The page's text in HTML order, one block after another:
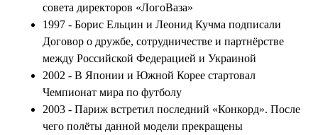
совета директоров «ЛогоВаза»
1997 - Борис Ельцин и Леонид Кучма подписали
Договор о дружбе, сотрудничестве и партнёрстве
между Российской Федерацией и Украиной
2002 - В Японии и Южной Корее стартовал
Чемпионат мира по футболу
2003 - Париж встретил последний «Конкорд». После
чего полёты данной модели прекращены